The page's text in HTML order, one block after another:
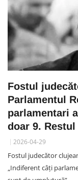
Fostul
Parlamentul
parlamentari
doar 9.
2026-04-29
Fostul judecător
„Indiferent câți